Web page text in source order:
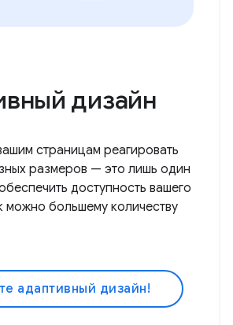
дизайн
страницам реагировать
размеров — это лишь один
доступность вашего
можно большему количеству
адаптивный дизайн!